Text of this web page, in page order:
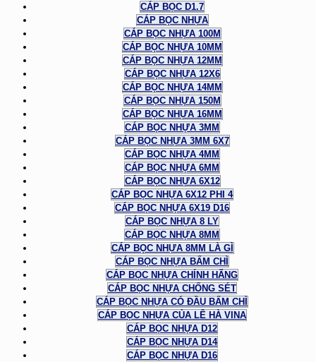
CÁP BỌC D1.7
CÁP BỌC NHỰA
CÁP BỌC NHỰA 100M
CÁP BỌC NHỰA 10MM
CÁP BỌC NHỰA 12MM
CÁP BỌC NHỰA 12X6
CÁP BỌC NHỰA 14MM
CÁP BỌC NHỰA 150M
CÁP BỌC NHỰA 16MM
CÁP BỌC NHỰA 3MM
CÁP BỌC NHỰA 3MM 6X7
CÁP BỌC NHỰA 4MM
CÁP BỌC NHỰA 6MM
CÁP BỌC NHỰA 6X12
CÁP BỌC NHỰA 6X12 PHI 4
CÁP BỌC NHỰA 6X19 D16
CÁP BỌC NHỰA 8 LY
CÁP BỌC NHỰA 8MM
CÁP BỌC NHỰA 8MM LÀ GÌ
CÁP BỌC NHỰA BẤM CHÌ
CÁP BỌC NHỰA CHÍNH HÃNG
CÁP BỌC NHỰA CHỐNG SÉT
CÁP BỌC NHỰA CÓ ĐẦU BẤM CHÌ
CÁP BỌC NHỰA CỦA LÊ HÀ VINA
CÁP BỌC NHỰA D12
CÁP BỌC NHỰA D14
CÁP BỌC NHỰA D16